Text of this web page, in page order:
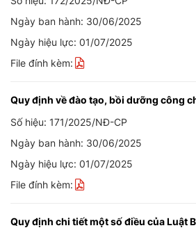
Ngày ban hành: 30/06/2025
Ngày hiệu lực: 01/07/2025
File đính kèm:
Quy định về đào tạo, bồi dưỡng công
Số hiệu: 171/2025/NĐ-CP
Ngày ban hành: 30/06/2025
Ngày hiệu lực: 01/07/2025
File đính kèm:
Quy định chi tiết một số điều của Luật